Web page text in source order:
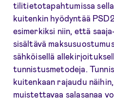
tilitietotapahtumissa
kuitenkin hyödyntää
esimerkiksi niin, että
sisältävä
sähköisellä
tunnistusmetodeja.
kuitenkaan rajaudu näihin,
muistettavaa salasanaa